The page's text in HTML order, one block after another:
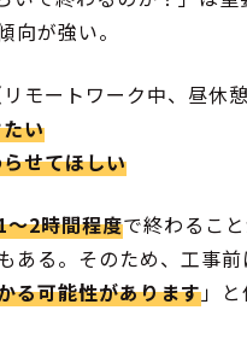
が強い。
リモートワーク中、昼休
い
せてほしい
〜2時間程度で終わるこ
ある。そのため、工事前
る可能性があります」